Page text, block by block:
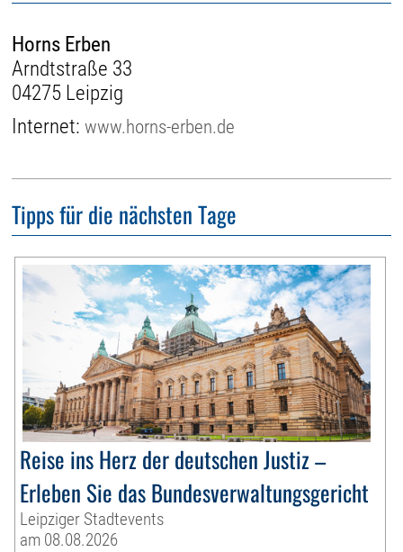
Horns Erben
Arndtstraße 33
04275 Leipzig
Internet:www.horns-erben.de
Tipps für die nächsten Tage
Reise ins Herz der deutschen Justiz –
Erleben Sie das Bundesverwaltungsgericht
Leipziger Stadtevents
am 08.08.2026